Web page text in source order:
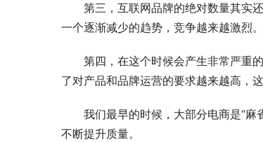
第三，互联网品牌的绝对数量其实
一个逐渐减少的趋势，竞争越来越激烈。
第四，在这个时候会产生非常严重
了对产品和品牌运营的要求越来越高，
我们最早的时候，大部分电商是“
不断提升质量。